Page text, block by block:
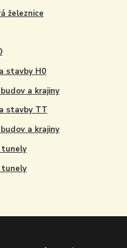
železnice
stavby H0
a krajiny
stavby TT
a krajiny